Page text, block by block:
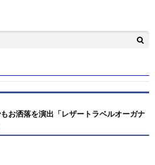
お洒落を演出「レザートラベルオーガナ